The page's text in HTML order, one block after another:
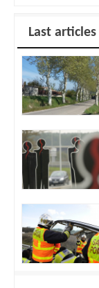
Last articles